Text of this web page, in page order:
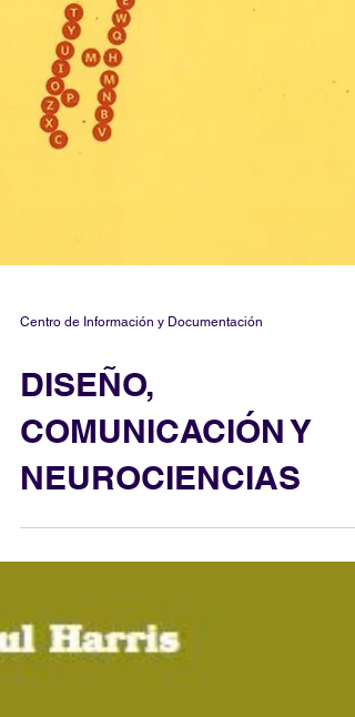
Centro de Información y Documentación
DISEÑO,
COMUNICACIÓN Y
NEUROCIENCIAS